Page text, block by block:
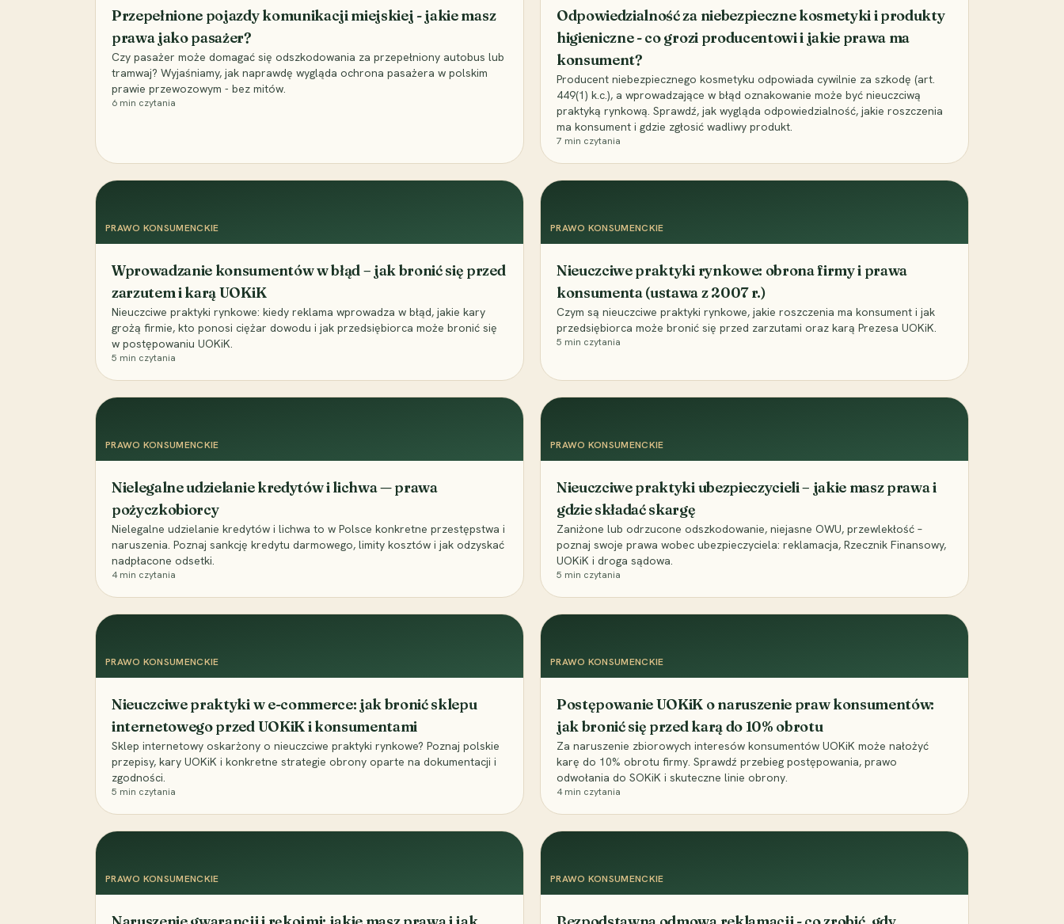
Przepełnione pojazdy komunikacji miejskiej - jakie masz
prawa jako pasażer?
Czy pasażer może domagać się odszkodowania za przepełniony autobus lub
tramwaj? Wyjaśniamy, jak naprawdę wygląda ochrona pasażera w polskim
prawie przewozowym - bez mitów.
6 min czytania
Odpowiedzialność za niebezpieczne kosmetyki i produkty
higieniczne - co grozi producentowi i jakie prawa ma
konsument?
Producent niebezpiecznego kosmetyku odpowiada cywilnie za szkodę (art.
449(1) k.c.), a wprowadzające w błąd oznakowanie może być nieuczciwą
praktyką rynkową. Sprawdź, jak wygląda odpowiedzialność, jakie roszczenia
ma konsument i gdzie zgłosić wadliwy produkt.
7 min czytania
PRAWO KONSUMENCKIE
Wprowadzanie konsumentów w błąd – jak bronić się przed
zarzutem i karą UOKiK
Nieuczciwe praktyki rynkowe: kiedy reklama wprowadza w błąd, jakie kary
grożą firmie, kto ponosi ciężar dowodu i jak przedsiębiorca może bronić się
w postępowaniu UOKiK.
5 min czytania
PRAWO KONSUMENCKIE
Nieuczciwe praktyki rynkowe: obrona firmy i prawa
konsumenta (ustawa z 2007 r.)
Czym są nieuczciwe praktyki rynkowe, jakie roszczenia ma konsument i jak
przedsiębiorca może bronić się przed zarzutami oraz karą Prezesa UOKiK.
5 min czytania
PRAWO KONSUMENCKIE
Nielegalne udzielanie kredytów i lichwa — prawa
pożyczkobiorcy
Nielegalne udzielanie kredytów i lichwa to w Polsce konkretne przestępstwa i
naruszenia. Poznaj sankcję kredytu darmowego, limity kosztów i jak odzyskać
nadpłacone odsetki.
4min czytania
PRAWO KONSUMENCKIE
Nieuczciwe praktyki ubezpieczycieli – jakie masz prawa i
gdzie składać skargę
Zaniżone lub odrzucone odszkodowanie, niejasne OWU, przewlekłość –
poznaj swoje prawa wobec ubezpieczyciela: reklamacja, Rzecznik Finansowy,
UOKiK i droga sądowa.
5 min czytania
PRAWO KONSUMENCKIE
Nieuczciwe praktyki w e-commerce: jak bronić sklepu
internetowego przed UOKiK i konsumentami
Sklep internetowy oskarżony o nieuczciwe praktyki rynkowe? Poznaj polskie
przepisy, kary UOKiK i konkretne strategie obrony oparte na dokumentacji i
zgodności.
5 min czytania
PRAWO KONSUMENCKIE
Postępowanie UOKiK o naruszenie praw konsumentów:
jak bronić się przed karą do 10% obrotu
Za naruszenie zbiorowych interesów konsumentów UOKiK może nałożyć
karę do 10% obrotu firmy. Sprawdź przebieg postępowania, prawo
odwołania do SOKiK i skuteczne linie obrony.
4min czytania
PRAWO KONSUMENCKIE PRAWO KONSUMENCKIE